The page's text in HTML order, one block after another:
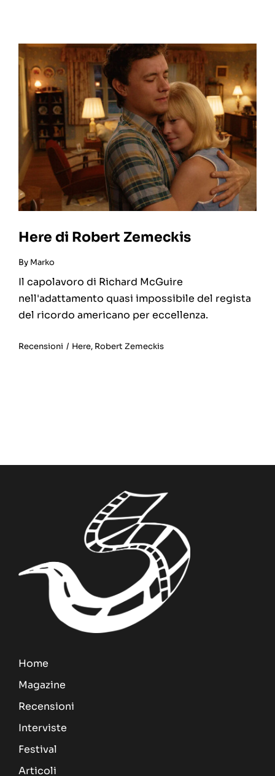
Here di Robert Zemeckis
By Marko
Il capolavoro di Richard McGuire
nell'adattamento quasi impossibile del regista
del ricordo americano per eccellenza.
Recensioni / Here, Robert Zemeckis
Home
Magazine
Recensioni
Interviste
Festival
Articoli